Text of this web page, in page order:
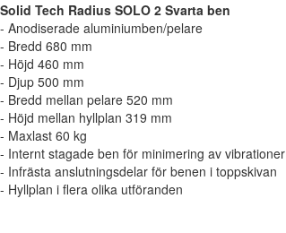
Solid Tech Radius SOLO 2 Svarta ben
- Anodiserade aluminiumben/pelare
- Bredd 680 mm
- Höjd 460 mm
- Djup 500 mm
- Bredd mellan pelare 520 mm
- Höjd mellan hyllplan 319 mm
- Maxlast 60 kg
- Internt stagade ben för minimering av vibrationer
- Infrästa anslutningsdelar för benen i toppskivan
- Hyllplan i flera olika utföranden